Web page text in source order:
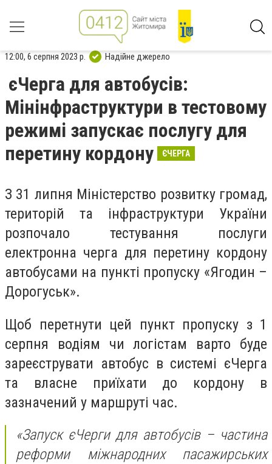
12:00, 6 серпня 2023 р. Надійне джерело
єЧерга для автобусів:
Мінінфраструктури в тестовому
режимі запускає послугу для
перетину кордону
ЄЧЕРГА
З 31 липня Міністерство розвитку громад,
територій та інфраструктури України
розпочало тестування послуги
електронна черга для перетину кордону
автобусами на пункті пропуску «Ягодин –
Дорогуськ».
Щоб перетнути цей пункт пропуску з 1
серпня водіям чи логістам варто буде
зареєструвати автобус в системі єЧерга
та власне приїхати до кордону в
зазначений у маршруті час.
«Запуск єЧерги для автобусів – частина
реформи міжнародних пасажирських